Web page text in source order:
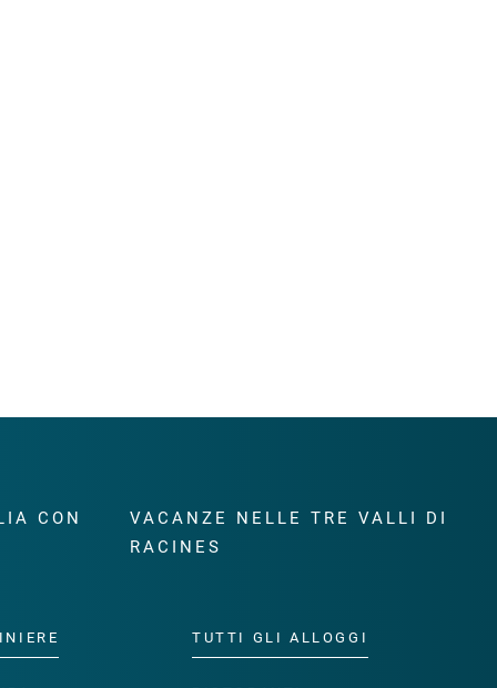
CON
VACANZE NELLE TRE VALLI DI
RACINES
TUTTI GLI ALLOGGI